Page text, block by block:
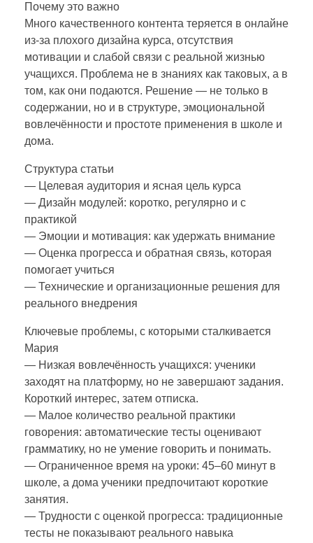
Почему это важно
Много качественного контента теряется в онлайне
из‑за плохого дизайна курса, отсутствия
мотивации и слабой связи с реальной жизнью
учащихся. Проблема не в знаниях как таковых, а в
том, как они подаются. Решение — не только в
содержании, но и в структуре, эмоциональной
вовлечённости и простоте применения в школе и
дома.
Структура статьи
— Целевая аудитория и ясная цель курса
— Дизайн модулей: коротко, регулярно и с
практикой
— Эмоции и мотивация: как удержать внимание
— Оценка прогресса и обратная связь, которая
помогает учиться
— Технические и организационные решения для
реального внедрения
Ключевые проблемы, с которыми сталкивается
Мария
— Низкая вовлечённость учащихся: ученики
заходят на платформу, но не завершают задания.
Короткий интерес, затем отписка.
— Малое количество реальной практики
говорения: автоматические тесты оценивают
грамматику, но не умение говорить и понимать.
— Ограниченное время на уроки: 45–60 минут в
школе, а дома ученики предпочитают короткие
занятия.
— Трудности с оценкой прогресса: традиционные
тесты не показывают реального навыка